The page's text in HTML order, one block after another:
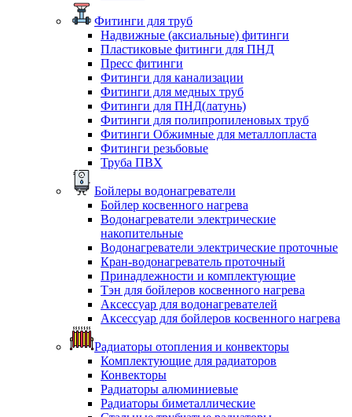
Фитинги для труб
Надвижные (аксиальные) фитинги
Пластиковые фитинги для ПНД
Пресс фитинги
Фитинги для канализации
Фитинги для медных труб
Фитинги для ПНД(латунь)
Фитинги для полипропиленовых труб
Фитинги Обжимные для металлопласта
Фитинги резьбовые
Труба ПВХ
Бойлеры водонагреватели
Бойлер косвенного нагрева
Водонагреватели электрические
накопительные
Водонагреватели электрические проточные
Кран-водонагреватель проточный
Принадлежности и комплектующие
Тэн для бойлеров косвенного нагрева
Аксессуар для водонагревателей
Аксессуар для бойлеров косвенного нагрева
Радиаторы отопления и конвекторы
Комплектующие для радиаторов
Конвекторы
Радиаторы алюминиевые
Радиаторы биметаллические